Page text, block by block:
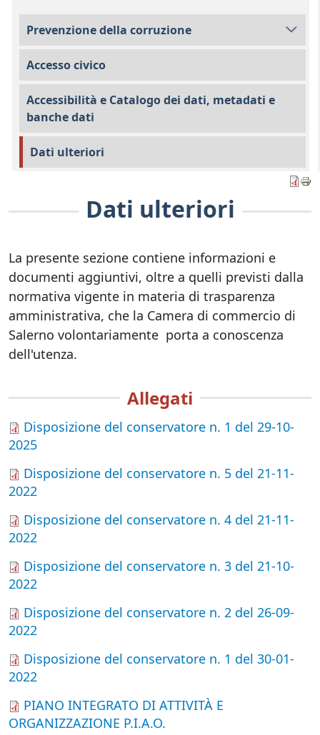
Dati ulteriori
La presente sezione contiene informazioni e
documenti aggiuntivi, oltre a quelli previsti dalla
normativa vigente in materia di trasparenza
amministrativa, che la Camera di commercio di
Salerno volontariamente porta a conoscenza
dell'utenza.
Allegati
Disposizione del conservatore n. 1 del 29-10-
2025
Disposizione del conservatore n. 5 del 21-11-
2022
Disposizione del conservatore n. 4 del 21-11-
2022
Disposizione del conservatore n. 3 del 21-10-
2022
Disposizione del conservatore n. 2 del 26-09-
2022
Disposizione del conservatore n. 1 del 30-01-
2022
PIANO INTEGRATO DI ATTIVITÀ E
ORGANIZZAZIONE P.I.A.O.
Prevenzione della corruzione
Accesso civico
Accessibilità e Catalogo dei dati, metadati e
banche dati
Dati ulteriori